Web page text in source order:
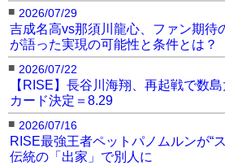
■ 2026/07/29
吉成名高vs那須川龍心、ファン期待
が語った実現の可能性と条件とは？
■ 2026/07/22
【RISE】長谷川海翔、再起戦で数
カード決定＝8.29
■ 2026/07/16
RISE最強王者ペットパノムルンが“
伝統の「出家」で別人に